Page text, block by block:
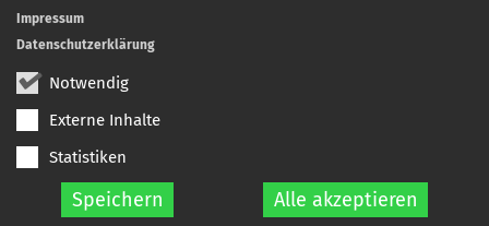
Notwendig
Externe Inhalte
Statistiken
Speichern Alle akzeptieren
Impressum
Datenschutzerklärung